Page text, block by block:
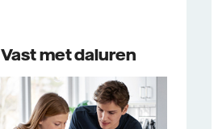
Vast met daluren